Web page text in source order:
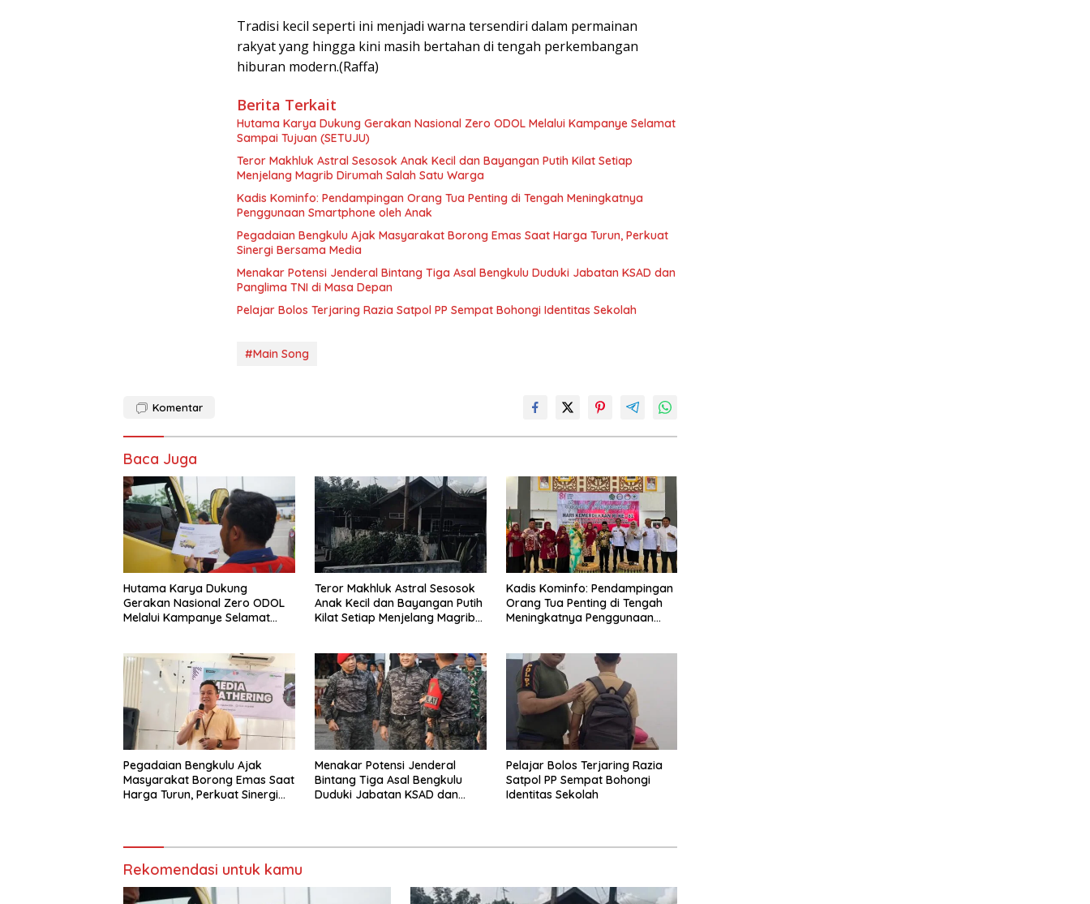
Tradisi kecil seperti ini menjadi warna tersendiri dalam permainan
rakyat yang hingga kini masih bertahan di tengah perkembangan
hiburan modern.(Raffa)
Berita Terkait
Hutama Karya Dukung Gerakan Nasional Zero ODOL Melalui Kampanye Selamat
Sampai Tujuan (SETUJU)
Teror Makhluk Astral Sesosok Anak Kecil dan Bayangan Putih Kilat Setiap
Menjelang Magrib Dirumah Salah Satu Warga
Kadis Kominfo: Pendampingan Orang Tua Penting di Tengah Meningkatnya
Penggunaan Smartphone oleh Anak
Pegadaian Bengkulu Ajak Masyarakat Borong Emas Saat Harga Turun, Perkuat
Sinergi Bersama Media
Menakar Potensi Jenderal Bintang Tiga Asal Bengkulu Duduki Jabatan KSAD dan
Panglima TNI di Masa Depan
Pelajar Bolos Terjaring Razia Satpol PP Sempat Bohongi Identitas Sekolah
#Main Song
Komentar
Baca Juga
Hutama Karya Dukung
Gerakan Nasional Zero ODOL
Melalui Kampanye Selamat
Teror Makhluk Astral Sesosok
Anak Kecil dan Bayangan Putih
Kilat Setiap Menjelang Magrib
Kadis Kominfo: Pendampingan
Orang Tua Penting di Tengah
Meningkatnya Penggunaan
Pegadaian Bengkulu Ajak
Masyarakat Borong Emas Saat
Harga Turun, Perkuat Sinergi
Menakar Potensi Jenderal
Bintang Tiga Asal Bengkulu
Duduki Jabatan KSAD dan
Pelajar Bolos Terjaring Razia
Satpol PP Sempat Bohongi
Identitas Sekolah
Rekomendasi untuk kamu